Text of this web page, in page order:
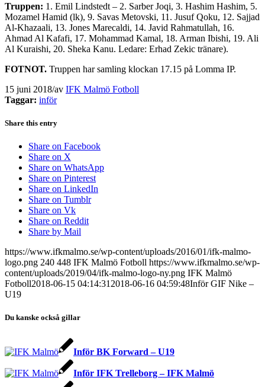
Truppen: 1. Emil Lindstedt – 2. Sarber Joqi, 3. Hashim Hashim, 5.
Mozamel Hamid (lk), 9. Savas Metovski, 11. Jusuf Qoku, 12. Sajjad
Al-Khazaali, 13. Jones Marecaldi, 14. Javid Rahmatullah, 16.
Ahmad Al Kafafi, 17. Mohammad Kamal, 18. Arman Ibishi, 19. Ali
Al Kuraishi, 20. Sheka Kanu. Ledare: Erhad Zekic tränare).
FOTNOT. Truppen har samling klockan 17.15 på Lomma IP.
15 juni 2018/av IFK Malmö Fotboll
Taggar: inför
Share this entry
Share on Facebook
Share on X
Share on WhatsApp
Share on Pinterest
Share on LinkedIn
Share on Tumblr
Share on Vk
Share on Reddit
Share by Mail
https://www.ifkmalmo.se/wp-content/uploads/2016/01/ifk-malmo-
logo.png 240 448 IFK Malmö Fotboll https://www.ifkmalmo.se/wp-
content/uploads/2019/04/ifk-malmo-logo-ny.png IFK Malmö
Fotboll2018-06-15 04:14:31 2018-06-16 04:59:48Inför GIF Nike –
U19
Du kanske också gillar
Inför BK Forward – U19
Inför IFK Trelleborg – IFK Malmö